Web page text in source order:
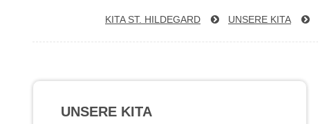
KITA ST. HILDEGARD UNSERE KITA
UNSERE KITA